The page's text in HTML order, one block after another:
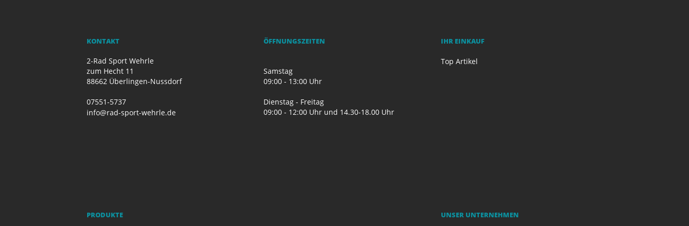
KONTAKT
2-Rad Sport Wehrle
zum Hecht 11
88662 Überlingen-Nussdorf
07551-5737
info@rad-sport-wehrle.de
ÖFFNUNGSZEITEN
Samstag
09:00 - 13:00 Uhr
Dienstag - Freitag
09:00 - 12:00 Uhr und 14.30-18.00 Uhr
IHR EINKAUF
Top Artikel
PRODUKTE UNSER UNTERNEHMEN